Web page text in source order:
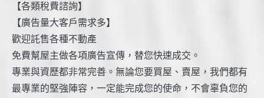
【各類稅費諮詢】
【廣告量大客戶需求多】
歡迎託售各種不動產
免費幫屋主做各項廣告宣傳，替您快速成交。
專業與資歷都非常完善。無論您要買屋、賣屋，我們都有
最專業的堅強陣容，一定能完成您的使命，不會辜負您的